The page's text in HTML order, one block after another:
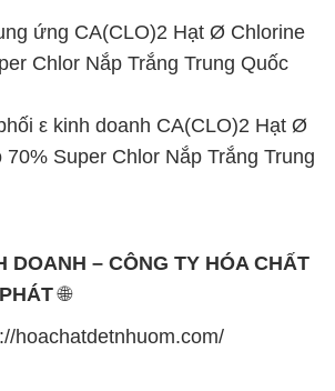
ứng CA(CLO)2 Hạt Ø Chlorine
Chlor Nắp Trắng Trung Quốc
ε kinh doanh CA(CLO)2 Hạt Ø
70% Super Chlor Nắp Trắng Trung
DOANH – CÔNG TY HÓA CHẤT
🌐
hoachatdetnhuom.com/